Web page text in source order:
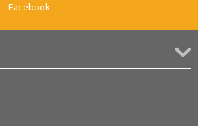
Facebook